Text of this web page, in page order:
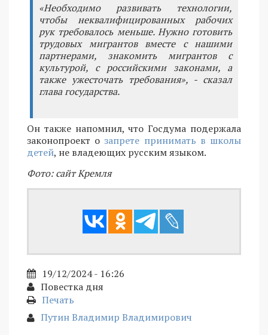
«Необходимо развивать технологии,
чтобы неквалифицированных рабочих
рук требовалось меньше. Нужно готовить
трудовых мигрантов вместе с нашими
партнерами, знакомить мигрантов с
культурой, с российскими законами, а
также ужесточать требования», - сказал
глава государства.
Он также напомнил, что Госдума подержала
законопроект о запрете принимать в школы
детей, не владеющих русским языком.
Фото: сайт Кремля
19/12/2024 - 16:26
Повестка дня
Печать
Путин Владимир Владимирович